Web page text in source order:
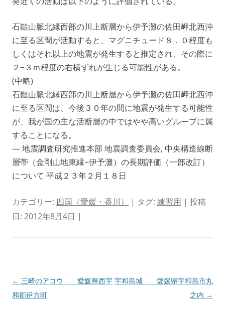
石鎚山脈北縁西部の川上断層から伊予灘の佐田岬北西沖
に至る区間が活動すると、マグニチュード８．０程度も
しくはそれ以上の地震が発生すると推定され、その際に
２−３ｍ程度の右横ずれが生じる可能性がある。
(中略)
石鎚山脈北縁西部の川上断層から伊予灘の佐田岬北西沖
に至る区間は、今後３０年の間に地震が発生する可能性
が、我が国の主な活断層の中ではやや高いグループに属
することになる。
— 地震調査研究推進本部 地震調査委員会, 中央構造線断
層帯（金剛山地東縁−伊予灘）の長期評価（一部改訂）
について 平成２３年２月１８日
カテゴリー: 四国（愛媛・香川） | タグ: 練習用 | 投稿
日: 2012年8月4日 |
投
稿
← 三崎のアコウ 愛媛県西宇
和郡伊方町
宇和島城 愛媛県宇和島市丸
之内 →